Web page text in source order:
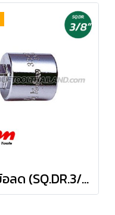
3322A ข้อลด (SQ.DR.3/8") Socket Adapter